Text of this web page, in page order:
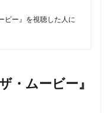
ビー』を視聴した人に
・ムービー』